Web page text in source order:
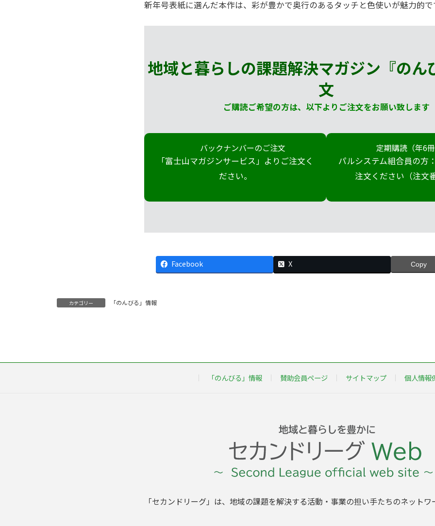
新年号表紙に選んだ本作は、彩が豊かで奥行のあるタッチと色使いが魅力的で
地域と暮らしの課題解決マガジン『のん
文
ご購読ご希望の方は、以下よりご注文をお願い致します
バックナンバーのご注文
「富士山マガジンサービス」よりご注文く
ださい。
定期購読（年6
パルシステム組合員の方
注文ください（注文
Facebook X Copy
カテゴリー 「のんびる」情報
「のんびる」情報 賛助会員ページ サイトマップ 個人情報
「セカンドリーグ」は、地域の課題を解決する活動・事業の担い手たちのネット